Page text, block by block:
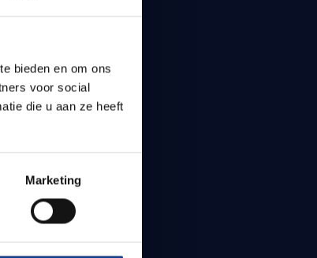
bieden en om ons
voor social
die u aan ze heeft
Marketing